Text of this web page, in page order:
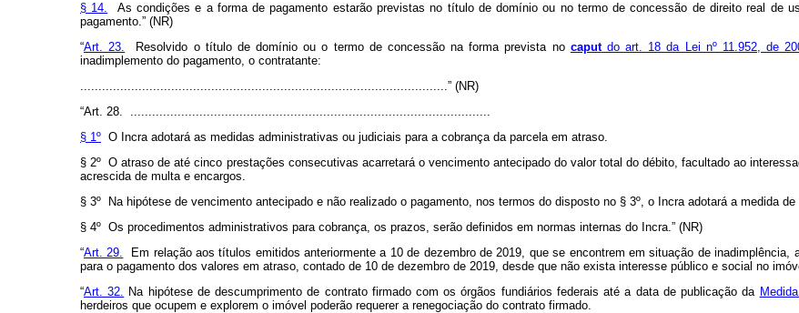
§ 14.
As condições e a forma de pagamento estarão previstas no título de domínio ou no termo de concessão de direito real de
pagamento.” (NR)
“Art. 23. Resolvido o título de domínio ou o termo de concessão na forma prevista no caputdo art. 18 da Lei nº 11.952, de
inadimplemento do pagamento, o contratante:
.....................................................................................................” (NR)
“Art. 28. ...................................................................................................
§ 1º O Incra adotará as medidas administrativas ou judiciais para a cobrança da parcela em atraso.
§ 2º O atraso de até cinco prestações consecutivas acarretará o vencimento antecipado do valor total do débito, facultado ao
acrescida de multa e encargos.
§ 3º Na hipótese de vencimento antecipado e não realizado o pagamento, nos termos do disposto no § 3º, o Incra adotará a medida de
§ 4º Os procedimentos administrativos para cobrança, os prazos, serão definidos em normas internas do Incra.” (NR)
“Art. 29. Em relação aos títulos emitidos anteriormente a 10 de dezembro de 2019, que se encontrem em situação de inadimplência,
para o pagamento dos valores em atraso, contado de 10 de dezembro de 2019, desde que não exista interesse público e social no
“Art. 32. Na hipótese de descumprimento de contrato firmado com os órgãos fundiários federais até a data de publicação da
herdeiros que ocupem e explorem o imóvel poderão requerer a renegociação do contrato firmado.